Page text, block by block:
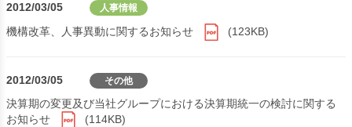
2012/03/05 人事情報
機構改革、人事異動に関するお知らせ (123KB)
2012/03/05 その他
決算期の変更及び当社グループにおける決算期統一の検討に関する
お知らせ
(114KB)